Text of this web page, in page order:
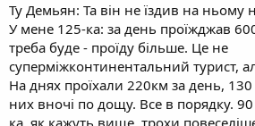
Ту Демьян: Та він не їздив на ньому
У мене 125-ка: за день проїжджав
треба буде - проїду більше. Це не
суперміжконтинентальний турист,
На днях проїхали 220км за день,
них вночі по дощу. Все в порядку.
ка, як кажуть вище, трохи